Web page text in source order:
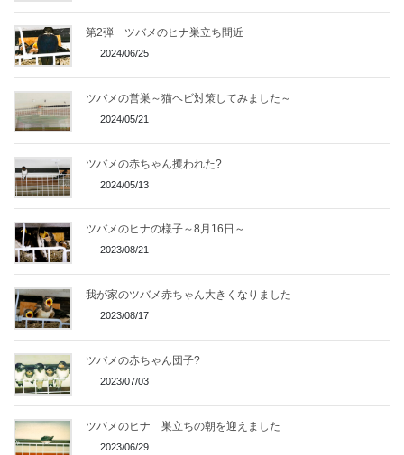
第2弾 ツバメのヒナ巣立ち間近
2024/06/25
ツバメの営巣～猫ヘビ対策してみました～
2024/05/21
ツバメの赤ちゃん攫われた?
2024/05/13
ツバメのヒナの様子～8月16日～
2023/08/21
我が家のツバメ赤ちゃん大きくなりました
2023/08/17
ツバメの赤ちゃん団子?
2023/07/03
ツバメのヒナ 巣立ちの朝を迎えました
2023/06/29